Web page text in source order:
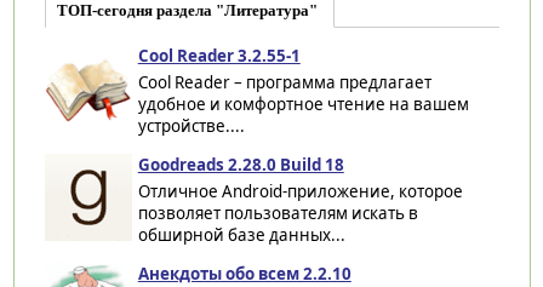
ТОП-сегодня раздела "Литература"
Cool Reader 3.2.55-1
Cool Reader – программа предлагает
удобное и комфортное чтение на вашем
устройстве....
Goodreads 2.28.0 Build 18
Отличное Android-приложение, которое
позволяет пользователям искать в
обширной базе данных...
Анекдоты обо всем 2.2.10